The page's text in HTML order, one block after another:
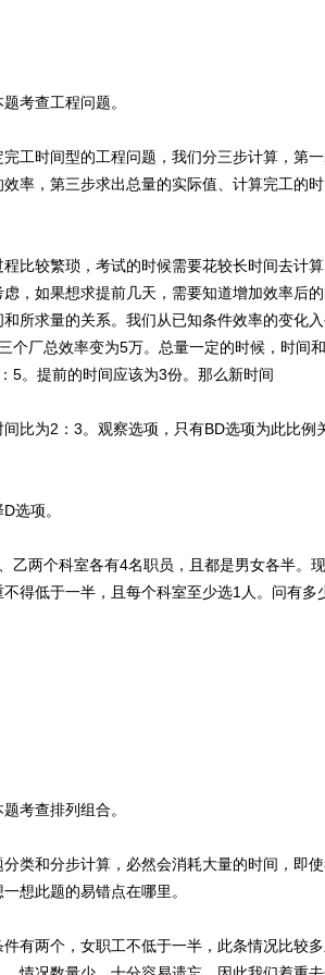
查工程问题。
时间型的工程问题，我们分三步计算，第一
率，第三步求出总量的实际值、计算完工的
较繁琐，考试的时候需要花较长时间去计算
，如果想求提前几天，需要知道增加效率后
所求量的关系。我们从已知条件效率的变化
个厂总效率变为5万。总量一定的时候，时间
5。提前的时间应该为3份。那么新时间
为2：3。观察选项，只有BD选项为此比例
项。
两个科室各有4名职员，且都是男女各半。现
得低于一半，且每个科室至少选1人。问有多
查排列组合。
和分步计算，必然会消耗大量的时间，即使
想此题的易错点在哪里。
两个，女职工不低于一半，此条情况比较多